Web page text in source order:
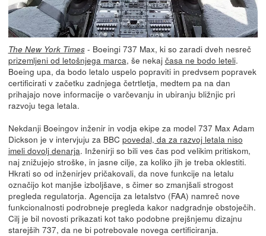
The New York Times- Boeingi 737 Max, ki so zaradi dveh nesreč
prizemljeni od letošnjega marca, še nekaj časa ne bodo leteli.
Boeing upa, da bodo letalo uspelo popraviti in predvsem popravek
certificirati v začetku zadnjega četrtletja, medtem pa na dan
prihajajo nove informacije o varčevanju in ubiranju bližnjic pri
razvoju tega letala.
Nekdanji Boeingov inženir in vodja ekipe za model 737 Max Adam
Dickson je v intervjuju za BBC povedal, da za razvoj letala niso
imeli dovolj denarja. Inženirji so bili ves čas pod velikim pritiskom,
naj znižujejo stroške, in jasne cilje, za koliko jih je treba oklestiti.
Hkrati so od inženirjev pričakovali, da nove funkcije na letalu
označijo kot manjše izboljšave, s čimer so zmanjšali strogost
pregleda regulatorja. Agencija za letalstvo (FAA) namreč nove
funkcionalnosti podrobneje pregleda kakor nadgradnje obstoječih.
Cilj je bil novosti prikazati kot tako podobne prejšnjemu dizajnu
starejših 737, da ne bi potrebovale novega certificiranja.